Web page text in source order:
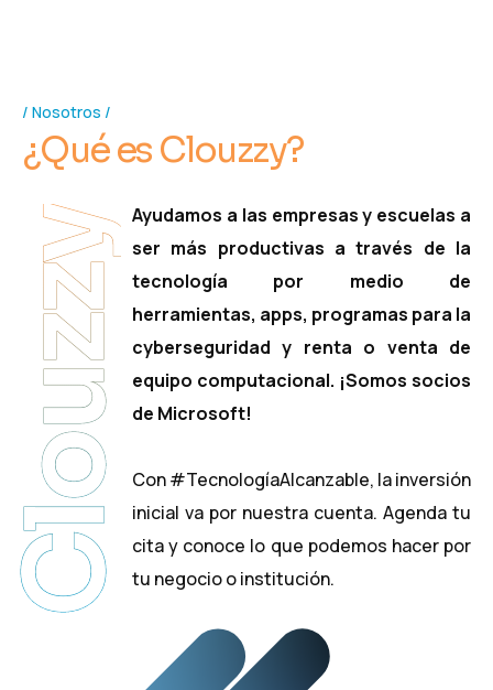
Nosotros
¿Quées Clouzzy?
Ayudamos a las empresas y escuelas a
ser más productivas a través de la
tecnología por medio de
herramientas, apps, programas para la
cyberseguridad y renta o venta de
equipo computacional. ¡Somos socios
de Microsoft!
Con #TecnologíaAlcanzable, la inversión
inicial va por nuestra cuenta. Agenda tu
cita y conoce lo que podemos hacer por
tu negocio o institución.